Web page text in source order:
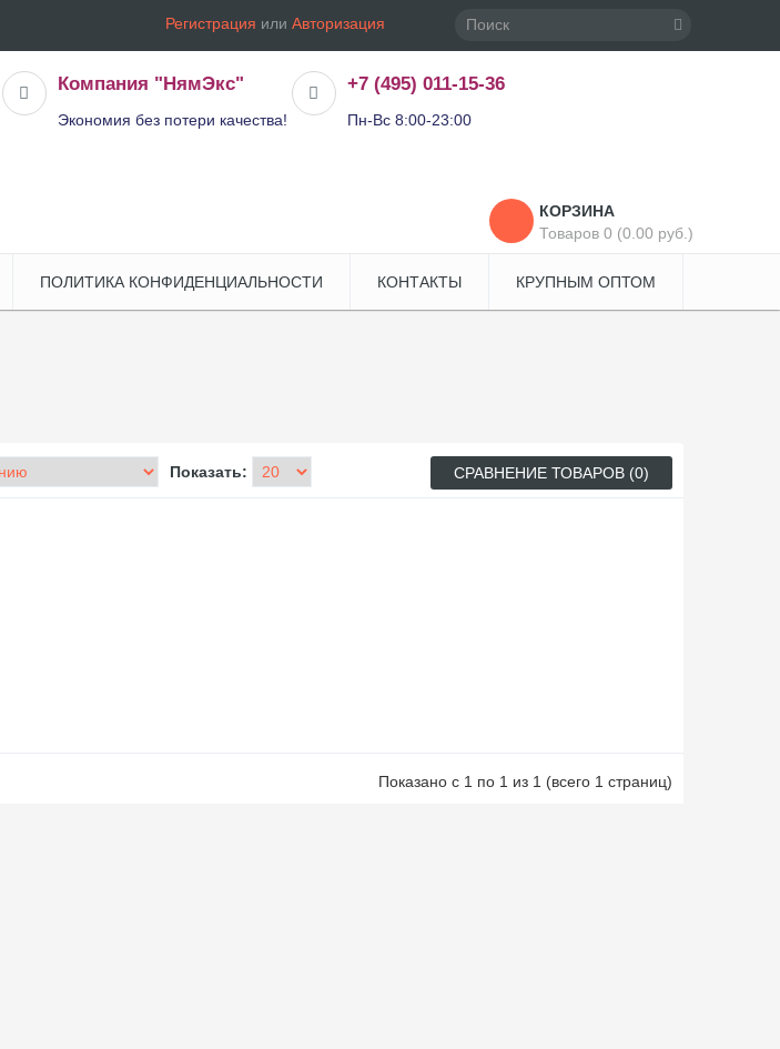
Регистрация или Авторизация
Компания "НямЭкс"
Экономия без потери качества!
+7 (495) 011-15-36
Пн-Вс 8:00-23:00
КОРЗИНА
Товаров 0 (0.00 руб.)
ПОЛИТИКА КОНФИДЕНЦИАЛЬНОСТИ КОНТАКТЫ КРУПНЫМ ОПТОМ
СРАВНЕНИЕ ТОВАРОВ (0)
Показать:
Показано с 1 по 1 из 1 (всего 1 страниц)